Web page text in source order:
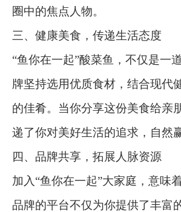
圈中的焦点人物。
三、健康美食，传递生活态度
“鱼你在一起”酸菜鱼，不仅是一
牌坚持选用优质食材，结合现代
的佳肴。当你分享这份美食给亲
递了你对美好生活的追求，自然
四、品牌共享，拓展人脉资源
加入“鱼你在一起”大家庭，意味
品牌的平台不仅为你提供了丰富